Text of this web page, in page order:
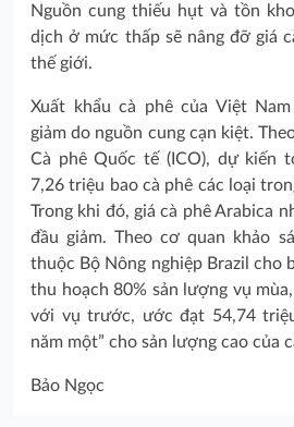
Nguồn cung thiếu hụt và tồn
dịch ở mức thấp sẽ nâng đỡ giá
thế giới.
Xuất khẩu cà phê của Việt
giảm do nguồn cung cạn kiệt.
Cà phê Quốc tế (ICO), dự kiến
7,26 triệu bao cà phê các loại
Trong khi đó, giá cà phê Arabica
đầu giảm. Theo cơ quan khảo
thuộc Bộ Nông nghiệp Brazil cho
thu hoạch 80% sản lượng vụ
với vụ trước, ước đạt 54,74
năm một” cho sản lượng cao của
Bảo Ngọc